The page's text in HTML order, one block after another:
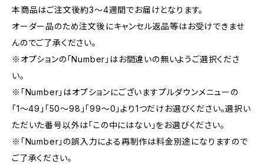
本商品はご注文後約3〜4週間でお届けとなります。
オーダー品のため注文後にキャンセル返品等はお受けできませ
んのでご了承ください。
※オプションの「Number」はお間違いの無いようご選択くださ
い。
※「Number」はオプションにございますプルダウンメニューの
「1〜49」「50〜98」「99〜0」より1つだけお選びください。選択い
ただいた番号以外は「この中にはない」をお選びください。
※「Number」の誤入力による再制作は料金別途になりますので
ご了承ください。